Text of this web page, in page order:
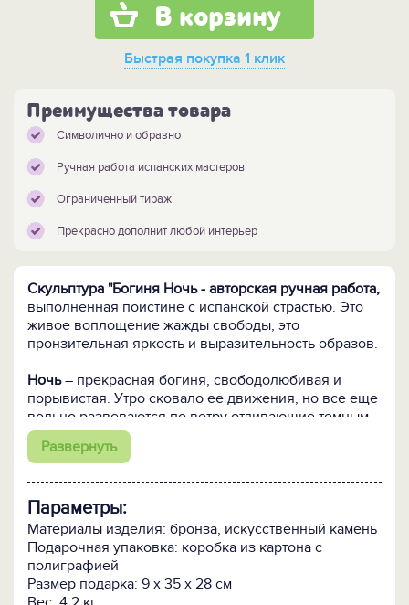
В корзину
Быстрая покупка 1 клик
Преимущества товара
Символично и образно
Ручная работа испанских мастеров
Ограниченный тираж
Прекрасно дополнит любой интерьер
Скульптура "Богиня Ночь - авторская ручная работа,
выполненная поистине с испанской страстью. Это
живое воплощение жажды свободы, это
пронзительная яркость и выразительность образов.
Ночь– прекрасная богиня, свободолюбивая и
порывистая. Утро сковало ее движения, но все еще
вольно развеваются по ветру отливающие темным
золотом волосы.
Последний отчаянный жест свободы – простертые
кокон Утра. Она почти без чувств и уже побеждена
неизбежностью. И она вынуждена покориться, но
лишь затем, чтобы в свое время вновь вернуться в
полноте всепоглощающей свободы…
Несомненно, "Богиня Ночь" - это подарок глубоко
Развернуть
Параметры:
Материалы изделия: бронза, искусственный камень
Подарочная упаковка: коробка из картона с
полиграфией
Размер подарка: 9 x 35 x 28 см